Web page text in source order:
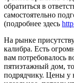
обратиться в
самостоятельно
(подробнее здесь
На рынке
калибра. Есть
вам потребовалось
пятиэтажный дом,
подрядчику. Цены у